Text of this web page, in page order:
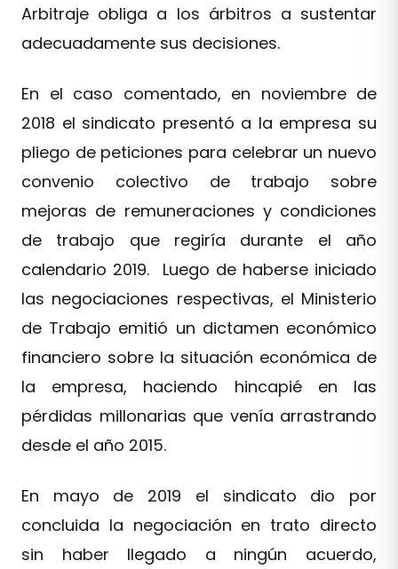
Arbitraje obliga a los árbitros a sustentar
adecuadamente sus decisiones.
En el caso comentado, en noviembre de
2018 el sindicato presentó a la empresa su
pliego de peticiones para celebrar un nuevo
convenio colectivo de trabajo sobre
mejoras de remuneraciones y condiciones
de trabajo que regiría durante el año
calendario 2019. Luego de haberse iniciado
las negociaciones respectivas, el Ministerio
de Trabajo emitió un dictamen económico
financiero sobre la situación económica de
la empresa, haciendo hincapié en las
pérdidas millonarias que venía arrastrando
desde el año 2015.
En mayo de 2019 el sindicato dio por
concluida la negociación en trato directo
sin haber llegado a ningún acuerdo,